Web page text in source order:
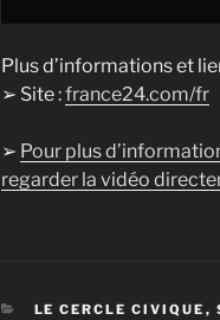
palestiniens"
YouTube
Plus d’informations et
➢ Site :france24.com/fr
➢ Pour plus
regarder la vidéo
CATÉGORIES
LE CERCLE CIVIQUE ,